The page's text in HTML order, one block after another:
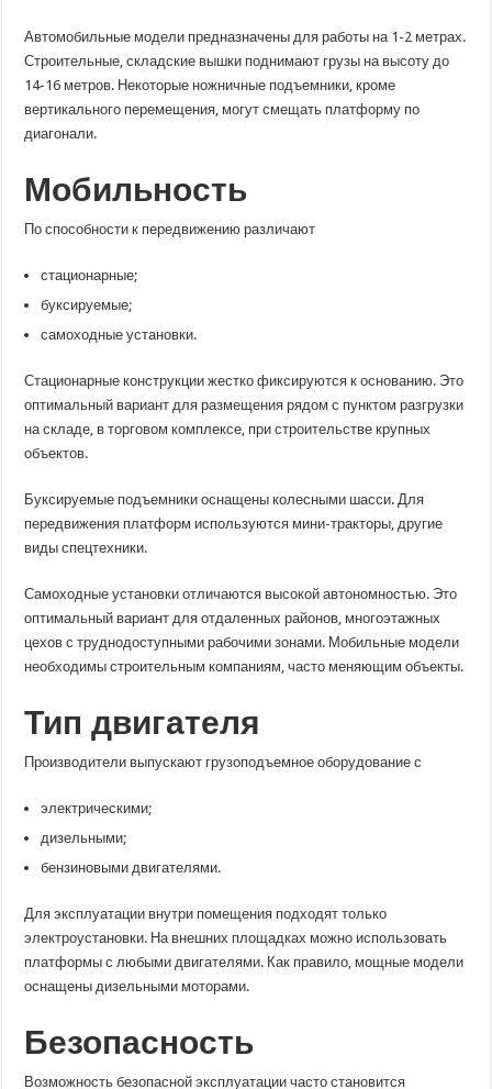
Автомобильные модели предназначены для работы на 1-2 метрах.
Строительные, складские вышки поднимают грузы на высоту до
14-16 метров. Некоторые ножничные подъемники, кроме
вертикального перемещения, могут смещать платформу по
диагонали.
Мобильность
По способности к передвижению различают
стационарные;
буксируемые;
самоходные установки.
Стационарные конструкции жестко фиксируются к основанию. Это
оптимальный вариант для размещения рядом с пунктом разгрузки
на складе, в торговом комплексе, при строительстве крупных
объектов.
Буксируемые подъемники оснащены колесными шасси. Для
передвижения платформ используются мини-тракторы, другие
виды спецтехники.
Самоходные установки отличаются высокой автономностью. Это
оптимальный вариант для отдаленных районов, многоэтажных
цехов с труднодоступными рабочими зонами. Мобильные модели
необходимы строительным компаниям, часто меняющим объекты.
Тип двигателя
Производители выпускают грузоподъемное оборудование с
электрическими;
дизельными;
бензиновыми двигателями.
Для эксплуатации внутри помещения подходят только
электроустановки. На внешних площадках можно использовать
платформы с любыми двигателями. Как правило, мощные модели
оснащены дизельными моторами.
Безопасность
Возможность безопасной эксплуатации часто становится